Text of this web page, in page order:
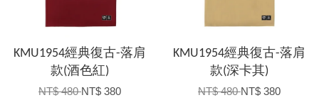
KMU1954經典復古-落肩
款(酒色紅)
NT$ 480NT$ 380
KMU1954經典復古-落肩
款(深卡其)
NT$ 480NT$ 380